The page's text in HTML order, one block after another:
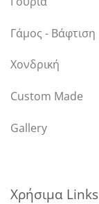
Γάμος - Βάφτιση
Χονδρική
Custom Made
Gallery
Χρήσιμα Links